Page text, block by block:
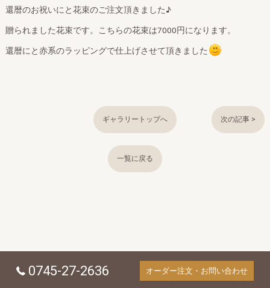
還暦のお祝いにと花束のご注文頂きました♪
贈られました花束です。こちらの花束は7000円になります。
還暦にと赤系のラッピングで仕上げさせて頂きました
ギャラリートップへ 次の記事 >
一覧に戻る
0745-27-2636 オーダー注文・お問い合わせ